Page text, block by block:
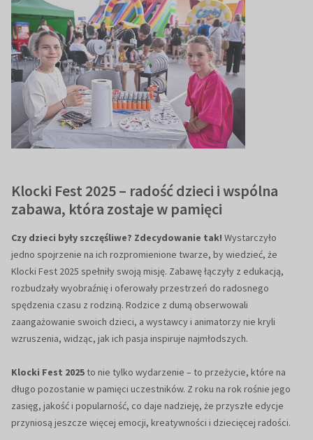
Klocki Fest 2025 – radość dzieci i wspólna
zabawa, która zostaje w pamięci
Czy dzieci były szczęśliwe? Zdecydowanie tak! Wystarczyło
jedno spojrzenie na ich rozpromienione twarze, by wiedzieć, że
Klocki Fest 2025 spełniły swoją misję. Zabawę łączyły z edukacją,
rozbudzały wyobraźnię i oferowały przestrzeń do radosnego
spędzenia czasu z rodziną. Rodzice z dumą obserwowali
zaangażowanie swoich dzieci, a wystawcy i animatorzy nie kryli
wzruszenia, widząc, jak ich pasja inspiruje najmłodszych.
Klocki Fest 2025 to nie tylko wydarzenie – to przeżycie, które na
długo pozostanie w pamięci uczestników. Z roku na rok rośnie jego
zasięg, jakość i popularność, co daje nadzieję, że przyszłe edycje
przyniosą jeszcze więcej emocji, kreatywności i dziecięcej radości.